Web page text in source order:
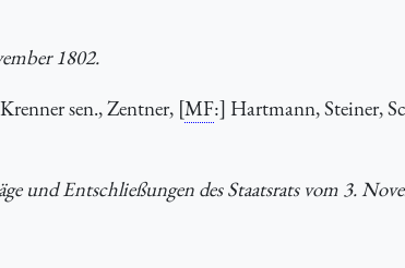
1802.
sen., Zentner, [MF:] Hartmann, Steiner,
und Entschließungen des Staatsrats vom 3.